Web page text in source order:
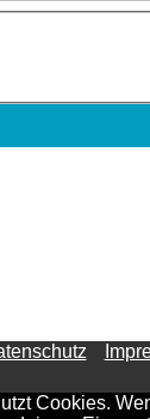
Cookies.